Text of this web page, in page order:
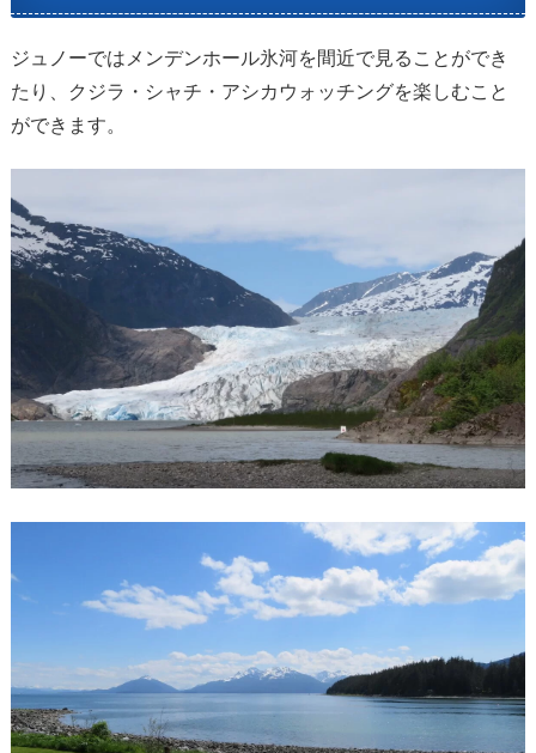
ジュノーではメンデンホール氷河を間近で見ることができ
たり、クジラ・シャチ・アシカウォッチングを楽しむこと
ができます。